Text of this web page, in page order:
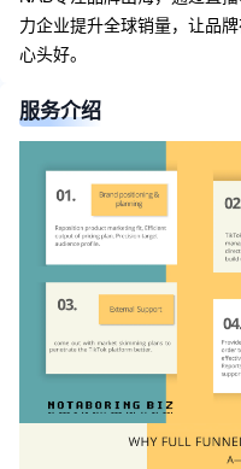
力企业提升全球销量，让品
心头好。
服务介绍